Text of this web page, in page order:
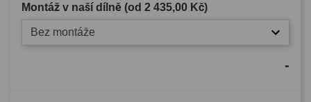
Montáž v naší dílně (od 2 435,00 Kč)
Bez montáže
-